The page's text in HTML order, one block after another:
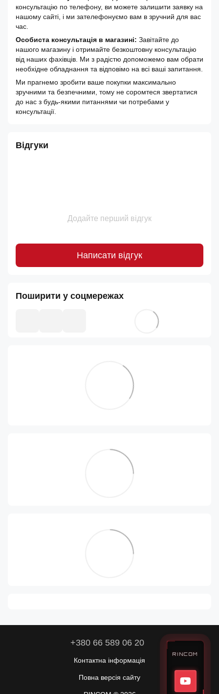
RINCOM
консультацію по телефону, ви можете залишити заявку на
нашому сайті, і ми зателефонуємо вам в зручний для вас
час.
Особиста консультація в магазині: Завітайте до
нашого магазину і отримайте безкоштовну консультацію
від наших фахівців. Ми з радістю допоможемо вам обрати
необхідне обладнання та відповімо на всі ваші запитання.
Ми прагнемо зробити ваше покупки максимально
зручними та безпечними, тому не соромтеся звертатися
до нас з будь-якими питаннями чи потребами у
консультації.
Відгуки
Додайте перший відгук
Написати відгук
Поширити у соцмережах
+380 66 589 06 20
Контактна інформація
Повна версія сайту